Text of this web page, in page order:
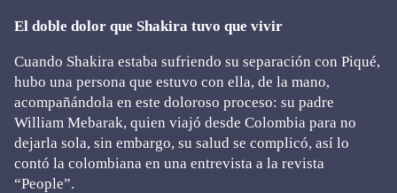
El doble dolor que Shakira tuvo que vivir
Cuando Shakira estaba sufriendo su separación con Piqué,
hubo una persona que estuvo con ella, de la mano,
acompañándola en este doloroso proceso: su padre
William Mebarak, quien viajó desde Colombia para no
dejarla sola, sin embargo, su salud se complicó, así lo
contó la colombiana en una entrevista a la revista
“People”.